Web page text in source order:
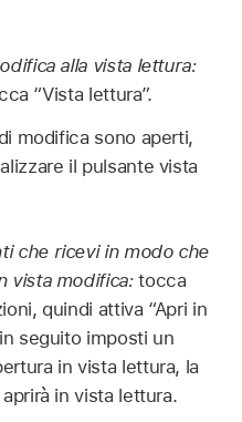
alla vista lettura:
“Vista lettura”.
modifica sono aperti,
il pulsante vista
che ricevi in modo che
vista modifica:tocca
quindi attiva “Apri in
seguito imposti un
in vista lettura, la
in vista lettura.